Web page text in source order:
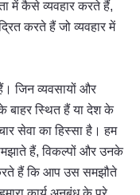
में कैसे व्यवहार करते हैं,
करते हैं जो व्यवहार में
जिन व्यवसायों और
बाहर स्थित हैं या देश के
सेवा का हिस्सा है। हम
हैं, विकल्पों और उनके
हैं कि आप उस समझौते